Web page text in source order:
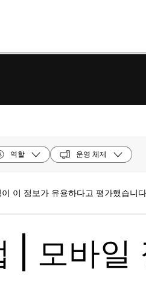
역할 운영 체제
이 정보가 유용하다고 평가했습니
| 모바일